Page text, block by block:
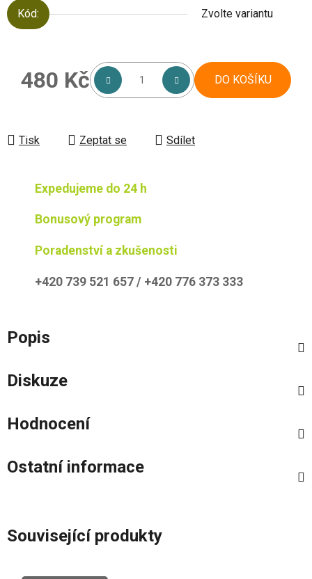
Kód: Zvolte variantu
480 Kč DO KOŠÍKU
Tisk Zeptat se Sdílet
Expedujeme do 24 h
Bonusový program
Poradenství a zkušenosti
+420 739 521 657 / +420 776 373 333
Popis
Diskuze
Hodnocení
Ostatní informace
Související produkty